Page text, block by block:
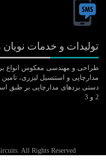
تولیدات و خدمات نویان
طراحی و مهندسی معکوس انواع
مدارچاپی و استنسیل لیزری،
2 و 3
All Rights Reserved